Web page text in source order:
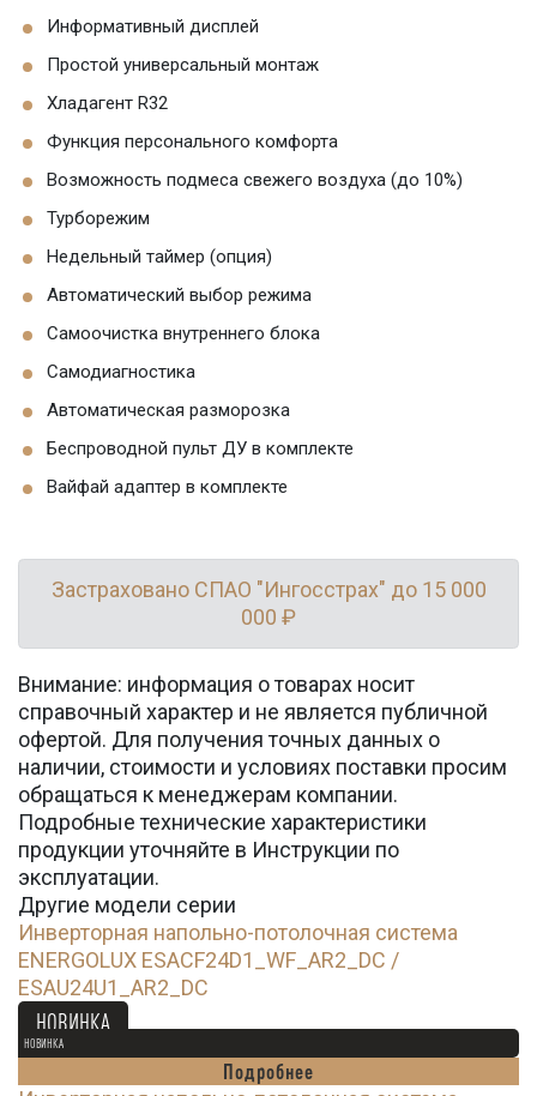
Информативный дисплей
Простой универсальный монтаж
Хладагент R32
Функция персонального комфорта
Возможность подмеса свежего воздуха (до 10%)
Турборежим
Недельный таймер (опция)
Автоматический выбор режима
Самоочистка внутреннего блока
Самодиагностика
Автоматическая разморозка
Беспроводной пульт ДУ в комплекте
Вайфай адаптер в комплекте
Застраховано СПАО "Ингосстрах" до 15 000
000 ₽
Внимание: информация о товарах носит
справочный характер и не является публичной
офертой. Для получения точных данных о
наличии, стоимости и условиях поставки просим
обращаться к менеджерам компании.
Подробные технические характеристики
продукции уточняйте в Инструкции по
эксплуатации.
Другие модели серии
Инверторная напольно-потолочная система
ENERGOLUX ESACF24D1_WF_AR2_DC /
ESAU24U1_AR2_DC
НОВИНКА
103 500Ꝑ
НОВИНКА
Подробнее